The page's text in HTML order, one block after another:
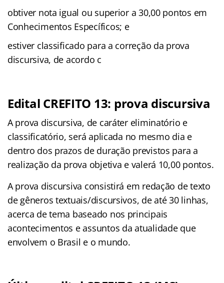
obtiver nota igual ou superior a 30,00 pontos em
Conhecimentos Específicos; e
estiver classificado para a correção da prova
discursiva, de acordo c
Edital CREFITO 13: prova discursiva
A prova discursiva, de caráter eliminatório e
classificatório, será aplicada no mesmo dia e
dentro dos prazos de duração previstos para a
realização da prova objetiva e valerá 10,00 pontos.
A prova discursiva consistirá em redação de texto
de gêneros textuais/discursivos, de até 30 linhas,
acerca de tema baseado nos principais
acontecimentos e assuntos da atualidade que
envolvem o Brasil e o mundo.